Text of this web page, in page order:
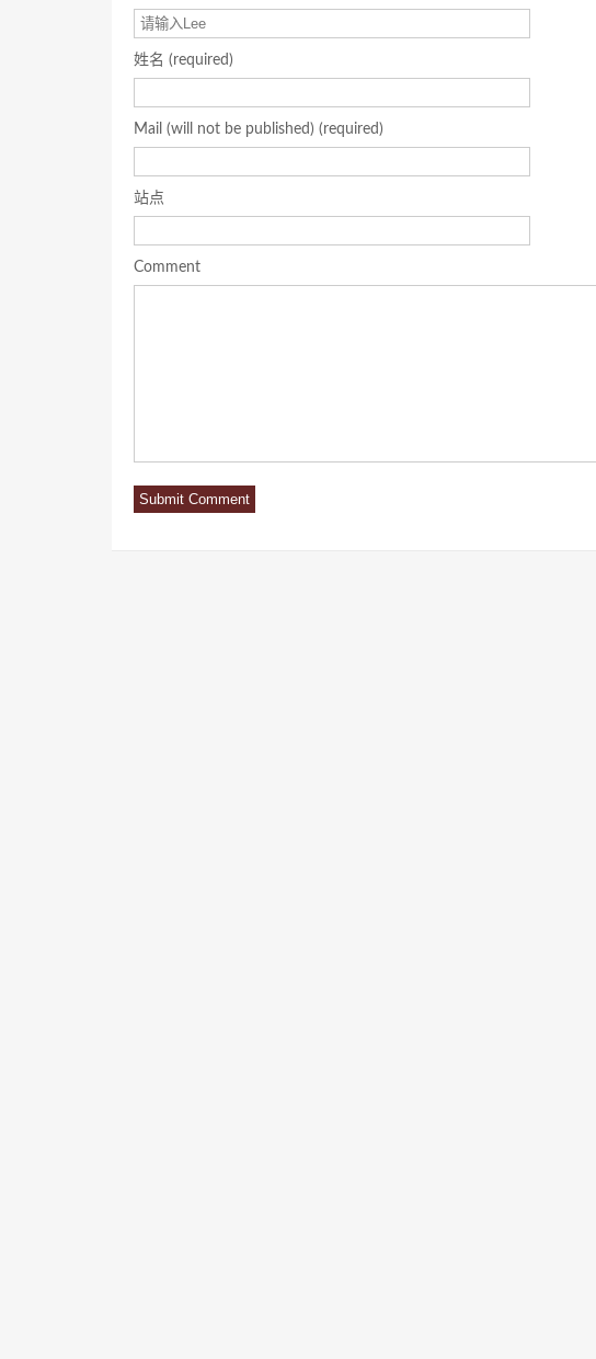
姓名 (required)
Mail (will not be published) (required)
站点
Comment